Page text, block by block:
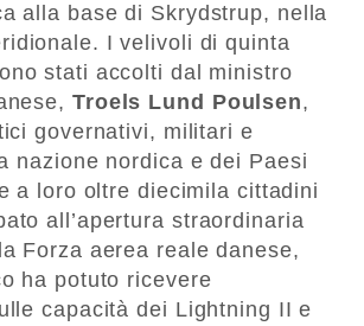
alla base di Skrydstrup, nella
I velivoli di quinta
stati accolti dal ministro
Troels Lund Poulsen,
governativi, militari e
nazione nordica e dei Paesi
a loro oltre diecimila cittadini
all’apertura straordinaria
Forza aerea reale danese,
ha potuto ricevere
capacità dei Lightning II e